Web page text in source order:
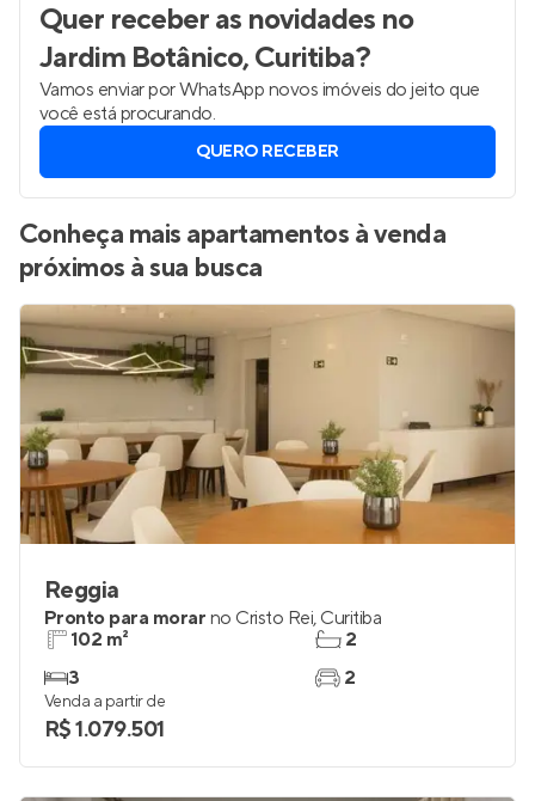
Quer receber as novidades no
Jardim Botânico, Curitiba?
Vamos enviar por WhatsApp novos imóveis do jeito que
você está procurando.
QUERO RECEBER
Conheça mais apartamentos à venda
próximos à sua busca
Reggia
Pronto para morar no Cristo Rei, Curitiba
102 m²
3
2
2
Venda a partir de
R$ 1.079.501